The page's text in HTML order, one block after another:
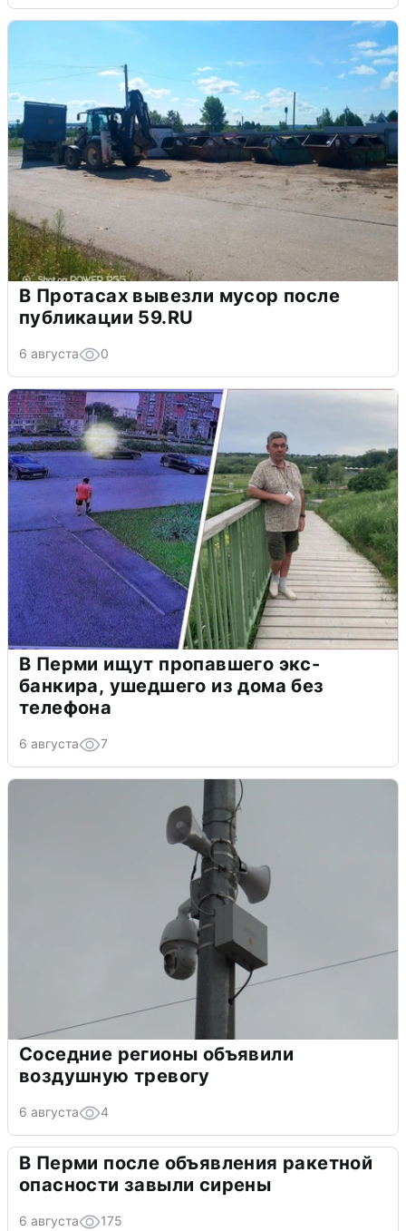
В Протасах вывезли мусор после
публикации 59.RU
6 августа 0
В Перми ищут пропавшего экс-
банкира, ушедшего из дома без
телефона
6 августа 7
Соседние регионы объявили
воздушную тревогу
6 августа 4
В Перми после объявления ракетной
опасности завыли сирены
6 августа 175